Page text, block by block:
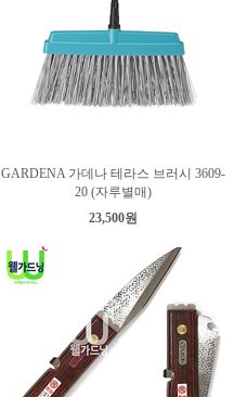
GARDENA 가데나 테라스 브러시 3609-
20 (자루별매)
23,500원